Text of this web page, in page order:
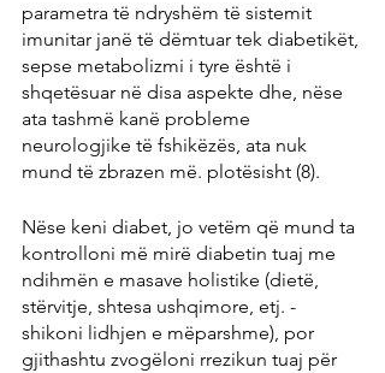
parametra të ndryshëm të sistemit
imunitar janë të dëmtuar tek diabetikët,
sepse metabolizmi i tyre është i
shqetësuar në disa aspekte dhe, nëse
ata tashmë kanë probleme
neurologjike të fshikëzës, ata nuk
mund të zbrazen më. plotësisht (8).
Nëse keni diabet, jo vetëm që mund ta
kontrolloni më mirë diabetin tuaj me
ndihmën e masave holistike (dietë,
stërvitje, shtesa ushqimore, etj. -
shikoni lidhjen e mëparshme), por
gjithashtu zvogëloni rrezikun tuaj për